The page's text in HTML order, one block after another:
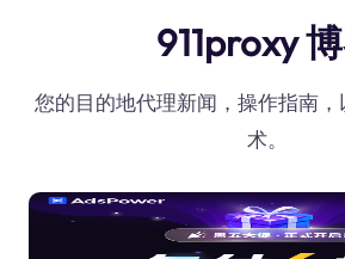
911proxy
您的目的地代理新闻，操作指南
术。